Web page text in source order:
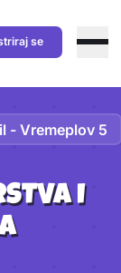
se
- Vremeplov 5
I